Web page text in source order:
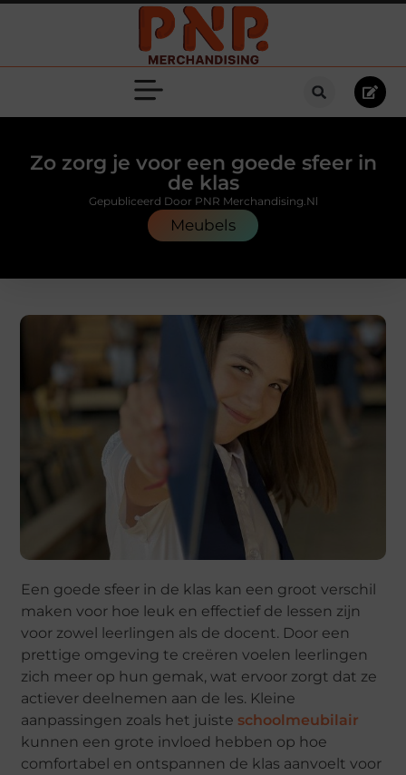
Zo zorg je voor een goede sfeer in
de klas
Meubels
Gepubliceerd Door PNR Merchandising.nl
Een goede sfeer in de klas kan een groot verschil
maken voor hoe leuk en effectief de lessen zijn
voor zowel leerlingen als de docent. Door een
prettige omgeving te creëren voelen leerlingen
zich meer op hun gemak, wat ervoor zorgt dat ze
actiever deelnemen aan de les. Kleine
aanpassingen zoals het juiste schoolmeubilair
kunnen een grote invloed hebben op hoe
comfortabel en ontspannen de klas aanvoelt voor